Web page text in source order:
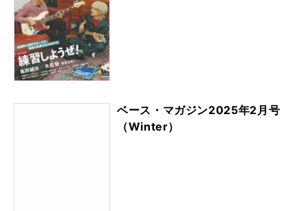
ベース・マガジン2025年2月号
（Winter）